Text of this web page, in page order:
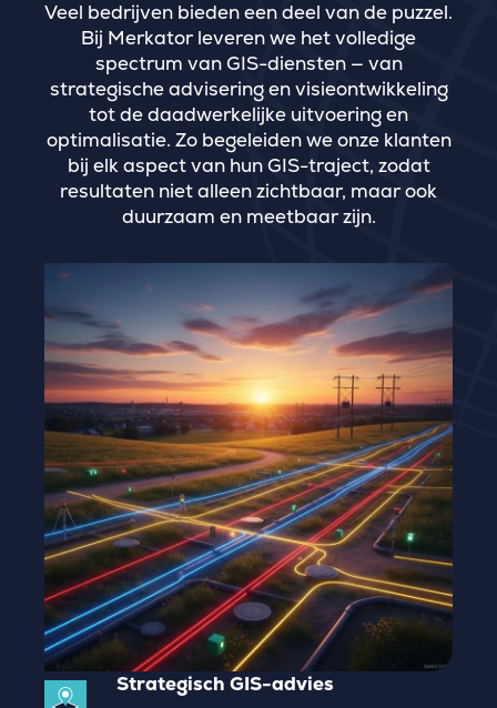
Veel bedrijven bieden een deel van de puzzel.
Bij Merkator leveren we het volledige
spectrum van GIS-diensten — van
strategische advisering en visieontwikkeling
tot de daadwerkelijke uitvoering en
optimalisatie. Zo begeleiden we onze klanten
bij elk aspect van hun GIS-traject, zodat
resultaten niet alleen zichtbaar, maar ook
duurzaam en meetbaar zijn.
Strategisch GIS-advies